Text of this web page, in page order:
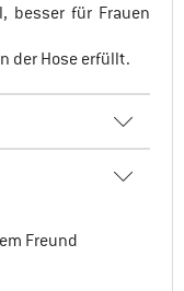
besser für Frauen
der Hose erfüllt.
Freund